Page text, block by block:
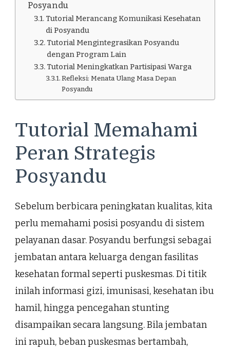
Posyandu
Tutorial Merancang Komunikasi Kesehatan
di Posyandu
Tutorial Mengintegrasikan Posyandu
dengan Program Lain
Tutorial Meningkatkan Partisipasi Warga
Refleksi: Menata Ulang Masa Depan
Posyandu
Tutorial Memahami
Peran Strategis
Posyandu
Sebelum berbicara peningkatan kualitas, kita
perlu memahami posisi posyandu di sistem
pelayanan dasar. Posyandu berfungsi sebagai
jembatan antara keluarga dengan fasilitas
kesehatan formal seperti puskesmas. Di titik
inilah informasi gizi, imunisasi, kesehatan ibu
hamil, hingga pencegahan stunting
disampaikan secara langsung. Bila jembatan
ini rapuh, beban puskesmas bertambah,